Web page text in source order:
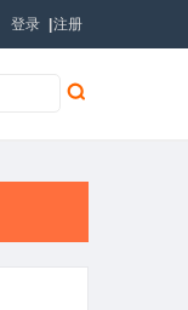
登录 注册